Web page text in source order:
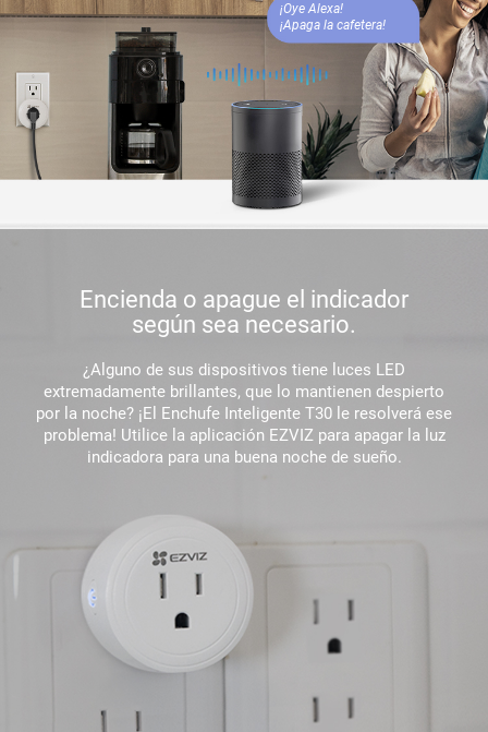
¡Oye Alexa!
¡Apaga la cafetera!
Encienda o apague el indicador
según sea necesario.
¿Alguno de sus dispositivos tiene luces LED
extremadamente brillantes, que lo mantienen despierto
por la noche? ¡El Enchufe Inteligente T30 le resolverá ese
problema! Utilice la aplicación EZVIZ para apagar la luz
indicadora para una buena noche de sueño.